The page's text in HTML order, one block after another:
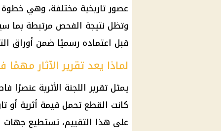
عصور تاريخية مختلفة، وهي
وتظل نتيجة الفحص مرتبطة بما
قبل اعتماده رسميًا ضمن أوراق
لماذا يعد تقرير الآثار
يمثل تقرير اللجنة الأثرية
كانت القطع تحمل قيمة أثرية أو
على هذا التقييم، تستطيع جهات